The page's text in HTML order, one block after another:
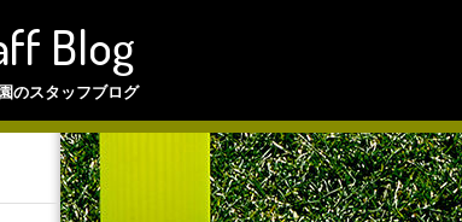
Blog
のスタッフブログ